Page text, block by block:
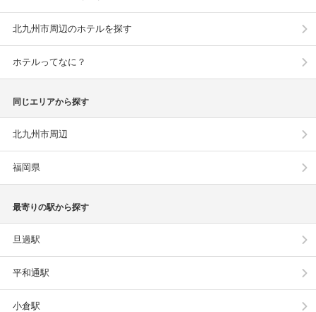
北九州市周辺のホテルを探す
ホテルってなに？
同じエリアから探す
北九州市周辺
福岡県
最寄りの駅から探す
旦過駅
平和通駅
小倉駅